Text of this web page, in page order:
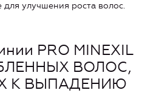
улучшения роста волос.
PRO MINEXIL
ВОЛОС,
К ВЫПАДЕНИЮ